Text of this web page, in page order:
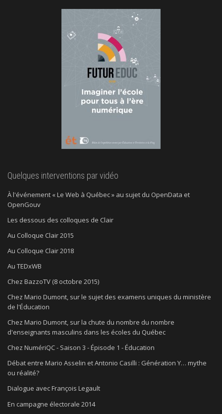
Quelques interventions par vidéo
À l'événement « Le Web à Québec » au sujet du OpenData et
OpenGouv
Les dessous des colloques de Clair
Au Colloque Clair 2015
Au Colloque Clair 2018
Au TEDxWB
Chez BazzoTV (8 octobre 2015)
Chez Mario Dumont, sur le sujet des examens uniques du ministère
de l'Éducation
Chez Mario Dumont, sur la chute du nombre du nombre
d'enseignants masculins dans les écoles du Québec
Chez NumériQC - Saison 3 - Épisode 1 - Éducation
Débat entre Mario Asselin et Antonio Casilli : Génération Y… mythe
ou réalité?
Dialogue avec François Legault
En campagne électorale 2014